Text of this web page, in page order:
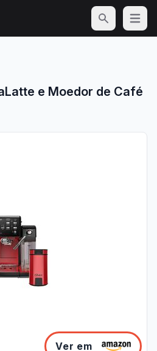
Open
e Moedor de Café
Ver em